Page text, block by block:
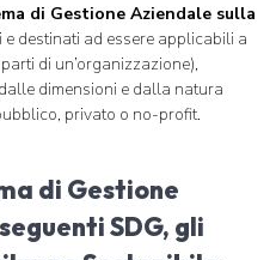
di Gestione Aziendale sulla
e destinati ad essere applicabili a
di un’organizzazione),
dimensioni e dalla natura
privato o no-profit.
di Gestione
SDG, gli